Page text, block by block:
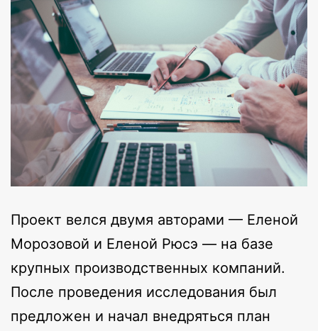
Проект велся двумя авторами — Еленой
Морозовой и Еленой Рюсэ — на базе
крупных производственных компаний.
После проведения исследования был
предложен и начал внедряться план